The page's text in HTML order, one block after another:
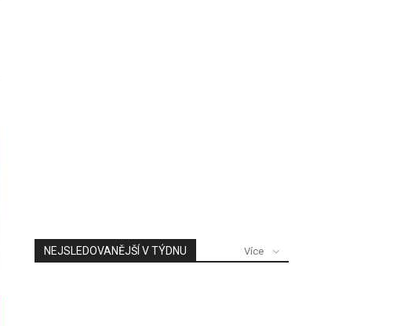
NEJSLEDOVANĚJŠÍ V TÝDNU Více